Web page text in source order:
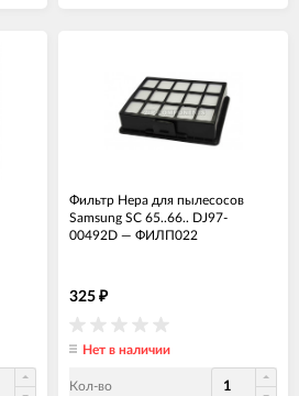
Фильтр Hepa для пылесосов
Samsung SC 65..66.. DJ97-
00492D — ФИЛП022
325 ₽
Нет в наличии
Кол-во